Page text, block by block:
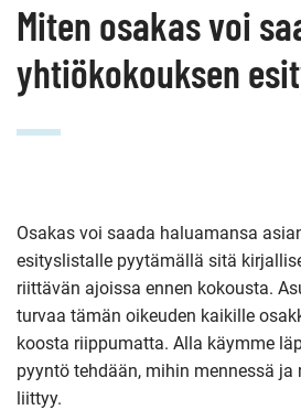
Miten osakas voi
yhtiökokouksen
Osakas voi saada haluamansa
esityslistalle pyytämällä sitä
riittävän ajoissa ennen kokousta.
turvaa tämän oikeuden kaikille
koosta riippumatta. Alla käymme
pyyntö tehdään, mihin mennessä
liittyy.